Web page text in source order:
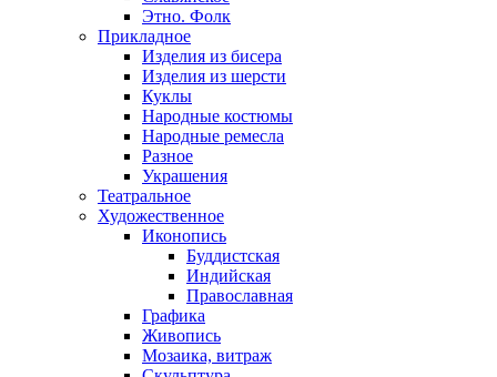
Этно. Фолк
Прикладное
Изделия из бисера
Изделия из шерсти
Куклы
Народные костюмы
Народные ремесла
Разное
Украшения
Театральное
Художественное
Иконопись
Буддистская
Индийская
Православная
Графика
Живопись
Мозаика, витраж